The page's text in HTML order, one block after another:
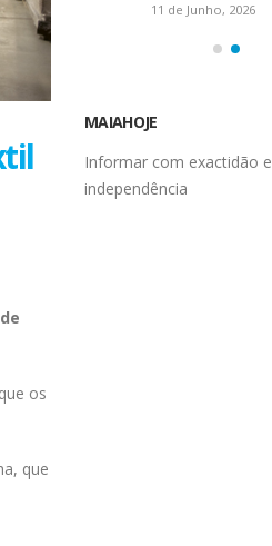
os
que
11 de Junho, 2026
MAIAHOJE
Informar com exactidão e
independência